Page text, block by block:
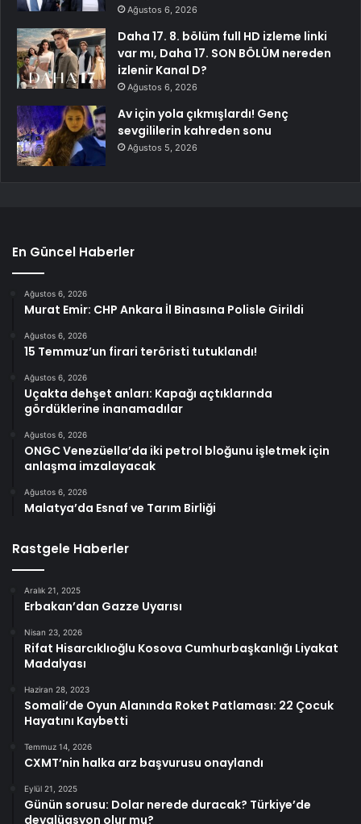
Ağustos 6, 2026
Daha 17. 8. bölüm full HD izleme linki
var mı, Daha 17. SON BÖLÜM nereden
izlenir Kanal D?
Ağustos 6, 2026
Av için yola çıkmışlardı! Genç
sevgililerin kahreden sonu
Ağustos 5, 2026
En Güncel Haberler
Ağustos 6, 2026
Murat Emir: CHP Ankara İl Binasına Polisle Girildi
Ağustos 6, 2026
15 Temmuz’un firari teröristi tutuklandı!
Ağustos 6, 2026
Uçakta dehşet anları: Kapağı açtıklarında
gördüklerine inanamadılar
Ağustos 6, 2026
ONGC Venezüella’da iki petrol bloğunu işletmek için
anlaşma imzalayacak
Ağustos 6, 2026
Malatya’da Esnaf ve Tarım Birliği
Rastgele Haberler
Aralık 21, 2025
Erbakan’dan Gazze Uyarısı
Nisan 23, 2026
Rifat Hisarcıklıoğlu Kosova Cumhurbaşkanlığı Liyakat
Madalyası
Haziran 28, 2023
Somali’de Oyun Alanında Roket Patlaması: 22 Çocuk
Hayatını Kaybetti
Temmuz 14, 2026
CXMT’nin halka arz başvurusu onaylandı
Eylül 21, 2025
Günün sorusu: Dolar nerede duracak? Türkiye’de
devalüasyon olur mu?